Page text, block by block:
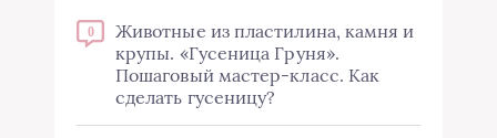
0
Животные из пластилина, камня и
крупы. «Гусеница Груня».
Пошаговый мастер-класс. Как
сделать гусеницу?